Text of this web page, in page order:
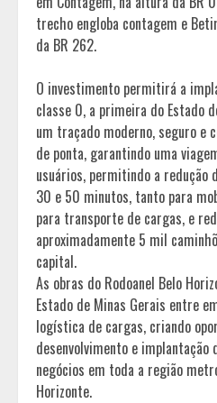
trecho engloba contagem e
da BR 262.
O investimento permitirá a
classe 0, a primeira do Estado
um traçado moderno, seguro e
de ponta, garantindo uma
usuários, permitindo a redução
30 e 50 minutos, tanto para
para transporte de cargas, e
aproximadamente 5 mil
capital.
As obras do Rodoanel Belo
Estado de Minas Gerais entre
logística de cargas, criando
desenvolvimento e implantação
negócios em toda a região
Horizonte.